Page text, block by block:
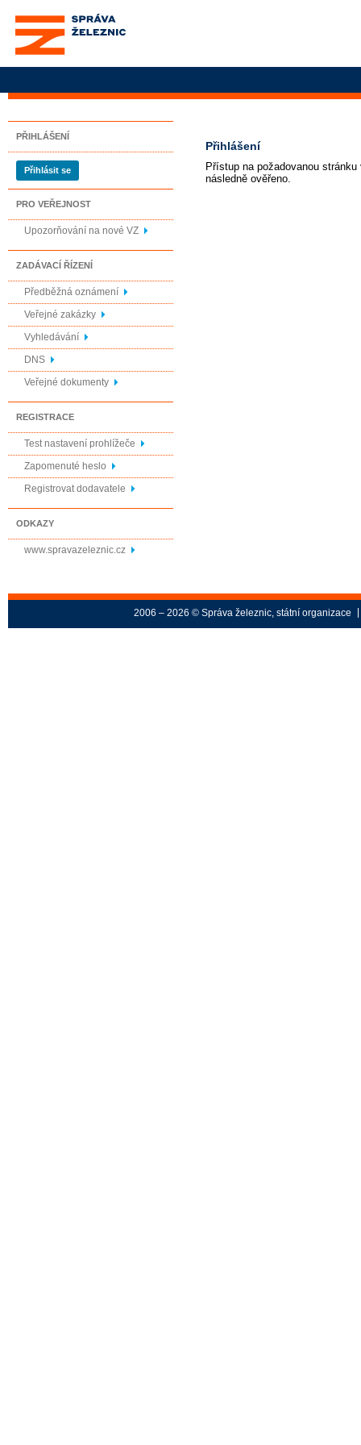
Správa železnic, státní
organizace
PŘIHLÁŠENÍ
Přihlásit se
PRO VEŘEJNOST
Upozorňování na nové VZ
ZADÁVACÍ ŘÍZENÍ
Předběžná oznámení
Veřejné zakázky
Vyhledávání
DNS
Veřejné dokumenty
REGISTRACE
Test nastavení prohlížeče
Zapomenuté heslo
Registrovat dodavatele
ODKAZY
www.spravazeleznic.cz
Přihlášení
Přístup na požadovanou
následně ověřeno.
2006 – 2026 © Správa železnic, státní organizace